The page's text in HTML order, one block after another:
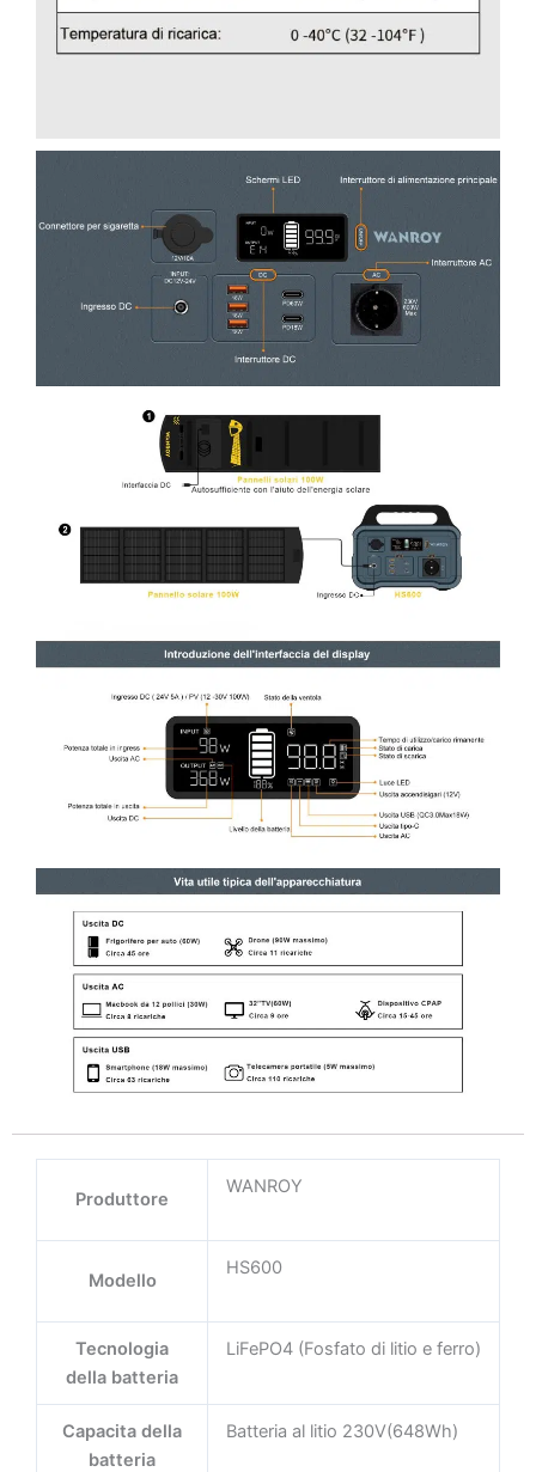
Produttore
WANROY
Modello
HS600
Tecnologia
della batteria
LiFePO4 (Fosfato di litio e ferro)
Capacita della
batteria
Batteria al litio 230V(648Wh)